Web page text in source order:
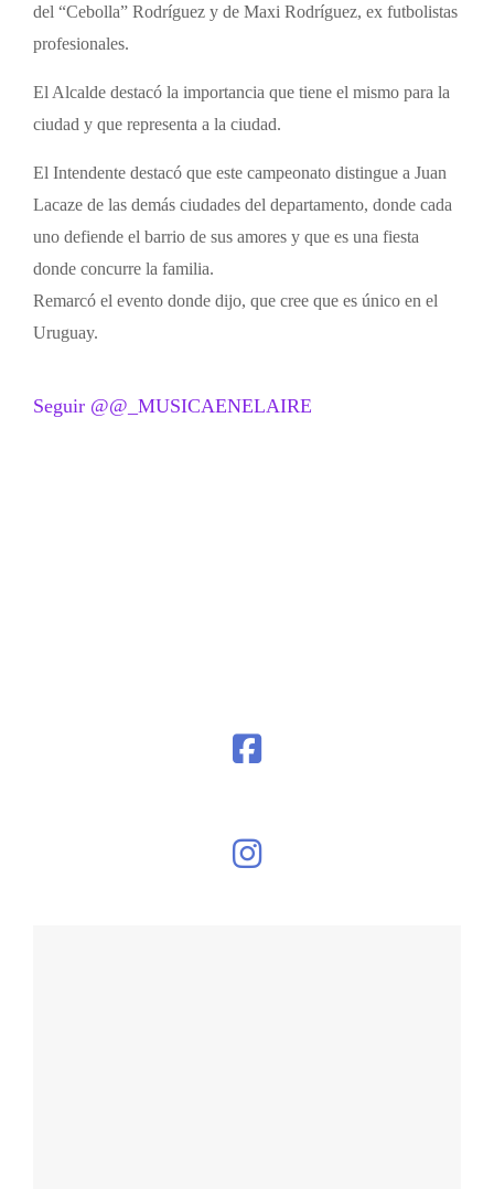
del “Cebolla” Rodríguez y de Maxi Rodríguez, ex futbolistas
profesionales.
El Alcalde destacó la importancia que tiene el mismo para la
ciudad y que representa a la ciudad.
El Intendente destacó que este campeonato distingue a Juan
Lacaze de las demás ciudades del departamento, donde cada
uno defiende el barrio de sus amores y que es una fiesta
donde concurre la familia.
Remarcó el evento donde dijo, que cree que es único en el
Uruguay.
Seguir @@_MUSICAENELAIRE